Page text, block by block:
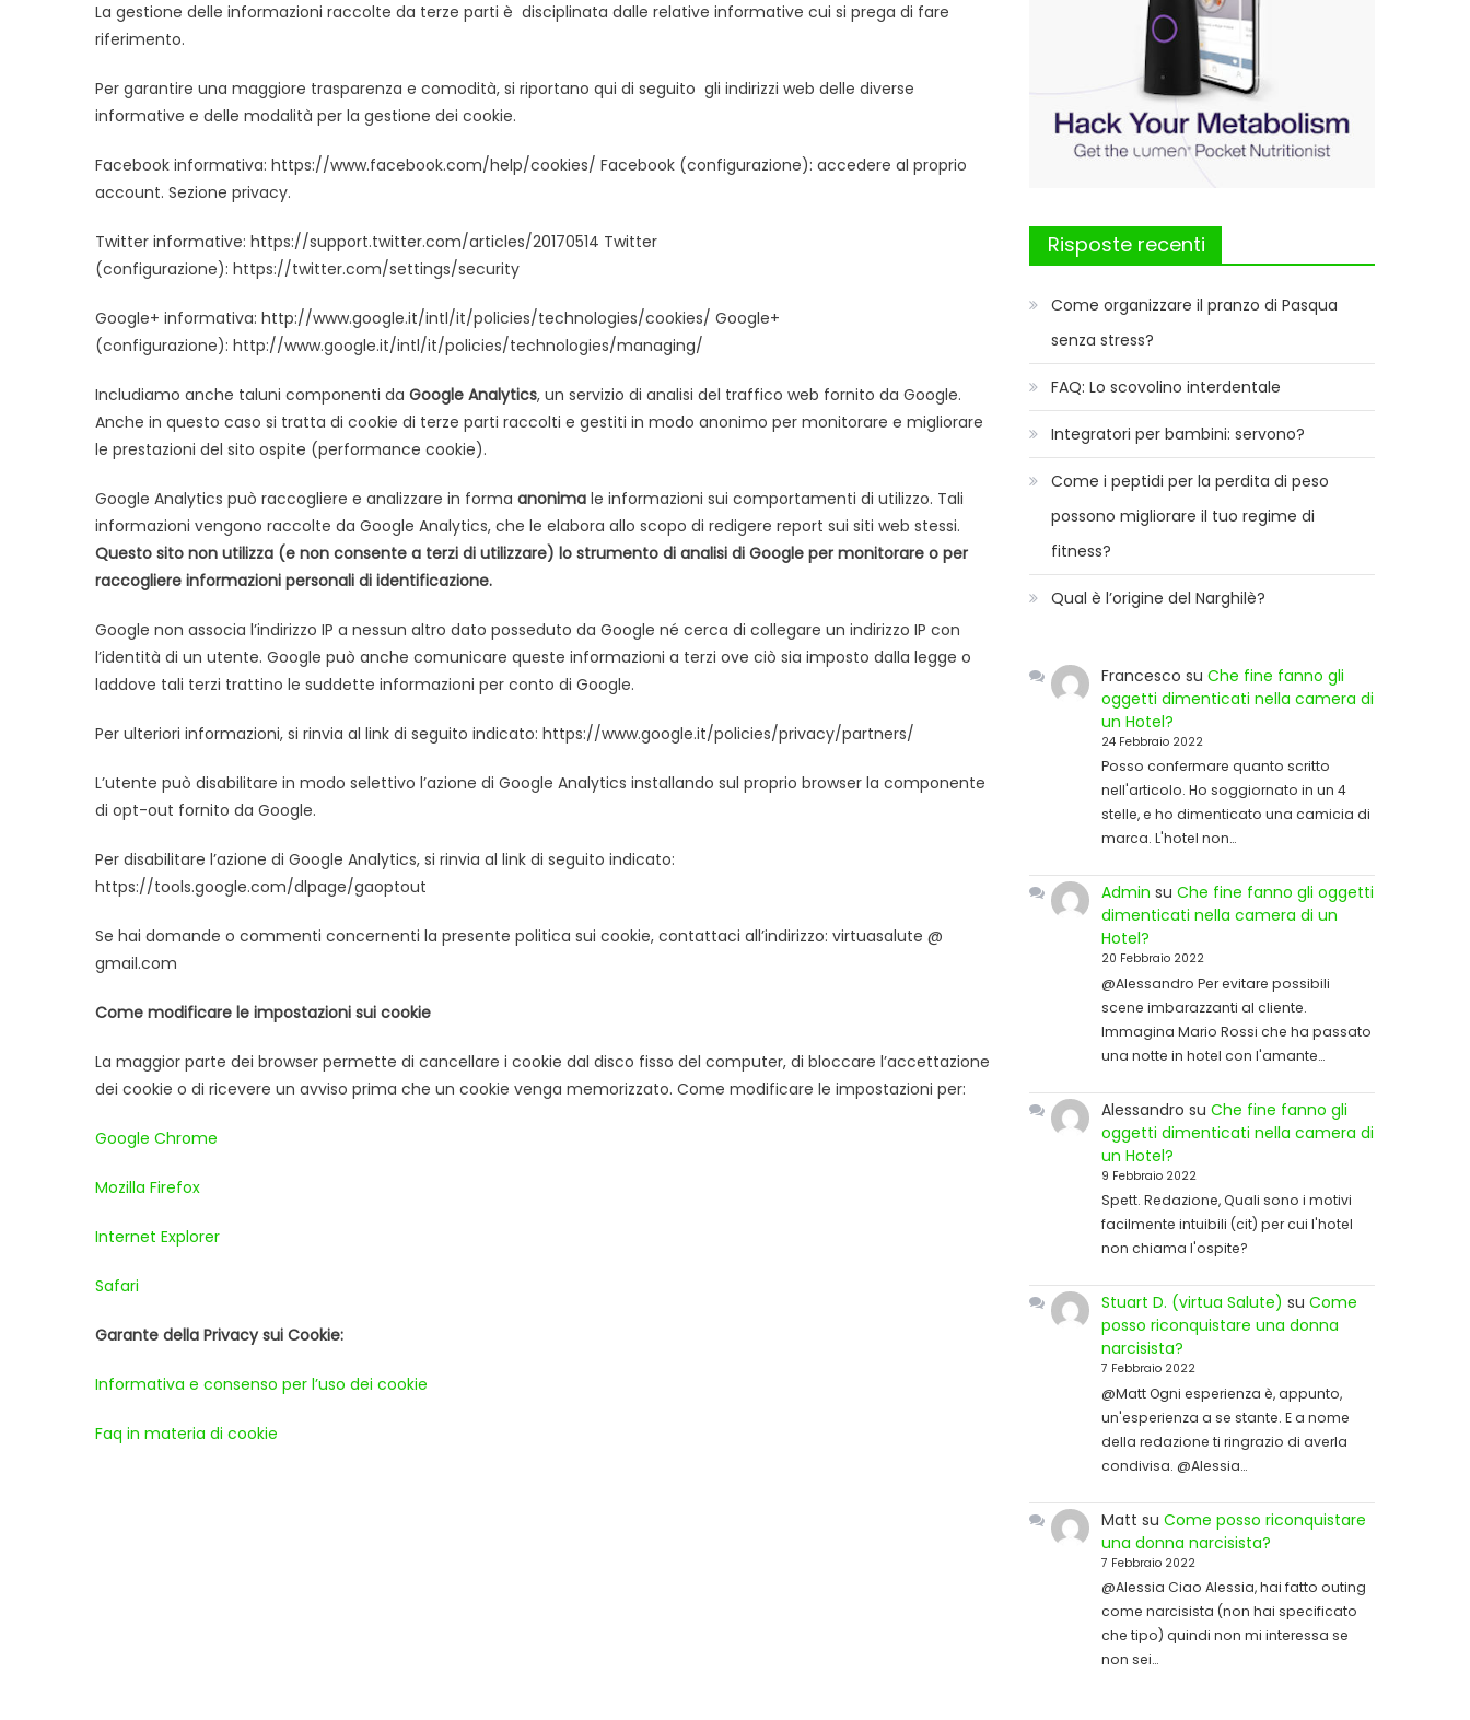
La gestione delle informazioni raccolte da terze parti è disciplinata dalle relative informative cui si prega di fare
riferimento.
Per garantire una maggiore trasparenza e comodità, si riportano qui di seguito gli indirizzi web delle diverse
informative e delle modalità per la gestione dei cookie.
Facebook informativa: https://www.facebook.com/help/cookies/ Facebook (configurazione): accedere al proprio
account. Sezione privacy.
Twitter informative: https://support.twitter.com/articles/20170514 Twitter
(configurazione): https://twitter.com/settings/security
Google+ informativa: http://www.google.it/intl/it/policies/technologies/cookies/ Google+
(configurazione): http://www.google.it/intl/it/policies/technologies/managing/
Includiamo anche taluni componenti da Google Analytics, un servizio di analisi del traffico web fornito da Google.
Anche in questo caso si tratta di cookie di terze parti raccolti e gestiti in modo anonimo per monitorare e migliorare
le prestazioni del sito ospite (performance cookie).
Google Analytics può raccogliere e analizzare in forma anonima le informazioni sui comportamenti di utilizzo. Tali
informazioni vengono raccolte da Google Analytics, che le elabora allo scopo di redigere report sui siti web stessi.
Questo sito non utilizza (e non consente a terzi di utilizzare) lo strumento di analisi di Google per monitorare o per
raccogliere informazioni personali di identificazione.
Google non associa l’indirizzo IP a nessun altro dato posseduto da Google né cerca di collegare un indirizzo IP con
l’identità di un utente. Google può anche comunicare queste informazioni a terzi ove ciò sia imposto dalla legge o
laddove tali terzi trattino le suddette informazioni per conto di Google.
Per ulteriori informazioni, si rinvia al link di seguito indicato: https://www.google.it/policies/privacy/partners/
L’utente può disabilitare in modo selettivo l’azione di Google Analytics installando sul proprio browser la componente
di opt-out fornito da Google.
Per disabilitare l’azione di Google Analytics, si rinvia al link di seguito indicato:
https://tools.google.com/dlpage/gaoptout
Se hai domande o commenti concernenti la presente politica sui cookie, contattaci all’indirizzo: virtuasalute @
gmail.com
Come modificare le impostazioni sui cookie
La maggior parte dei browser permette di cancellare i cookie dal disco fisso del computer, di bloccare l’accettazione
dei cookie o di ricevere un avviso prima che un cookie venga memorizzato. Come modificare le impostazioni per:
Google Chrome
Mozilla Firefox
Internet Explorer
Safari
Garante della Privacy sui Cookie:
Informativa e consenso per l’uso dei cookie
Faq in materia di cookie
Risposte recenti
Come organizzare il pranzo di Pasqua
senza stress?
FAQ: Lo scovolino interdentale
Integratori per bambini: servono?
Come i peptidi per la perdita di peso
possono migliorare il tuo regime di
fitness?
Qual è l’origine del Narghilè?
Francesco su Che fine fanno gli
oggetti dimenticati nella camera di
un Hotel?
24 Febbraio 2022
Posso confermare quanto scritto
nell'articolo. Ho soggiornato in un 4
stelle, e ho dimenticato una camicia di
marca. L'hotel non…
Admin su Che fine fanno gli oggetti
dimenticati nella camera di un
Hotel?
20 Febbraio 2022
@Alessandro Per evitare possibili
scene imbarazzanti al cliente.
Immagina Mario Rossi che ha passato
una notte in hotel con l'amante…
Alessandro su Che fine fanno gli
oggetti dimenticati nella camera di
un Hotel?
9 Febbraio 2022
Spett. Redazione, Quali sono i motivi
facilmente intuibili (cit) per cui l'hotel
non chiama l'ospite?
Stuart D. (virtua Salute) su Come
posso riconquistare una donna
narcisista?
7 Febbraio 2022
@Matt Ogni esperienza è, appunto,
un'esperienza a se stante. E a nome
della redazione ti ringrazio di averla
condivisa. @Alessia…
Matt su Come posso riconquistare
una donna narcisista?
7 Febbraio 2022
@Alessia Ciao Alessia, hai fatto outing
come narcisista (non hai specificato
che tipo) quindi non mi interessa se
non sei…